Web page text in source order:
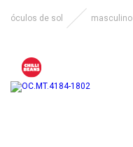
óculos de sol masculino